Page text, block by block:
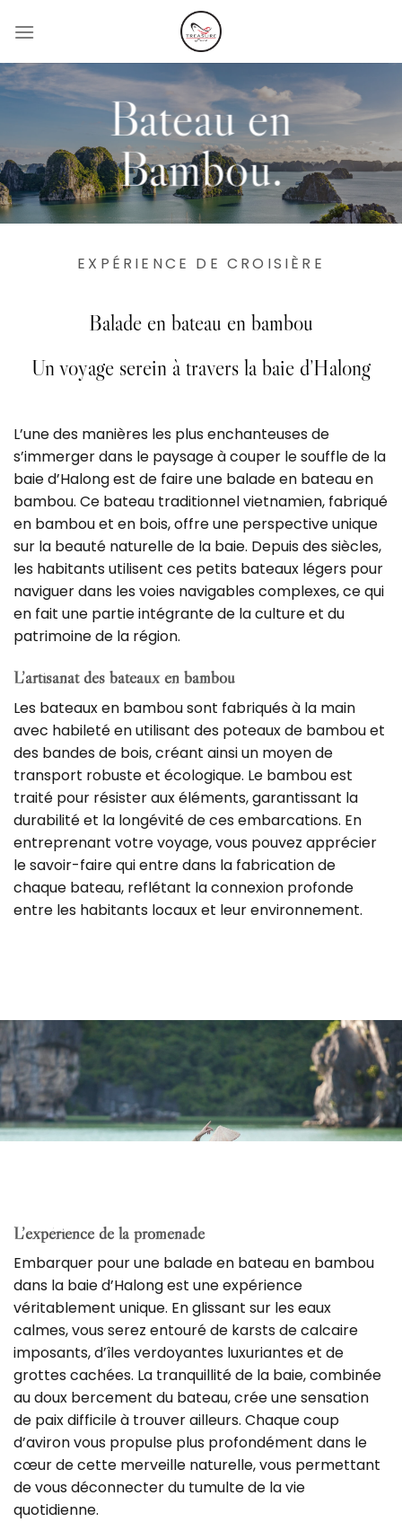
au
Bateau en
Bambou.
EXPÉRIENCE DE CROISIÈRE
Balade en bateau en bambou
Un voyage serein à travers la baie d’Halong
L’une des manières les plus enchanteuses de
s’immerger dans le paysage à couper le souffle de la
baie d’Halong est de faire une balade en bateau en
bambou. Ce bateau traditionnel vietnamien, fabriqué
en bambou et en bois, offre une perspective unique
sur la beauté naturelle de la baie. Depuis des siècles,
les habitants utilisent ces petits bateaux légers pour
naviguer dans les voies navigables complexes, ce qui
en fait une partie intégrante de la culture et du
patrimoine de la région.
L’artisanat des bateaux en bambou
Les bateaux en bambou sont fabriqués à la main
avec habileté en utilisant des poteaux de bambou et
des bandes de bois, créant ainsi un moyen de
transport robuste et écologique. Le bambou est
traité pour résister aux éléments, garantissant la
durabilité et la longévité de ces embarcations. En
entreprenant votre voyage, vous pouvez apprécier
le savoir-faire qui entre dans la fabrication de
chaque bateau, reflétant la connexion profonde
entre les habitants locaux et leur environnement.
L’expérience de la promenade
Embarquer pour une balade en bateau en bambou
dans la baie d’Halong est une expérience
véritablement unique. En glissant sur les eaux
calmes, vous serez entouré de karsts de calcaire
imposants, d’îles verdoyantes luxuriantes et de
grottes cachées. La tranquillité de la baie, combinée
au doux bercement du bateau, crée une sensation
de paix difficile à trouver ailleurs. Chaque coup
d’aviron vous propulse plus profondément dans le
cœur de cette merveille naturelle, vous permettant
de vous déconnecter du tumulte de la vie
quotidienne.